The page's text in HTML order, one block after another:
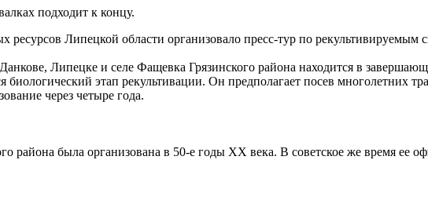
подходит к концу.
ресурсов Липецкой области организовало пресс-тур по рекультивируемым
Липецке и селе Фащевка Грязинского района находится в
биологический этап рекультивации. Он предполагает посев многолетних
через четыре года.
района была организована в 50-е годы XX века. В советское же время